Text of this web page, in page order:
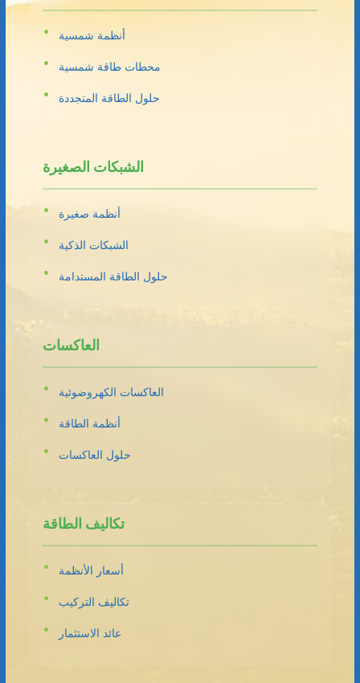
أنظمة شمسية
محطات طاقة شمسية
حلول الطاقة المتجددة
الشبكات الصغيرة
أنظمة صغيرة
الشبكات الذكية
حلول الطاقة المستدامة
العاكسات
العاكسات الكهروضوئية
أنظمة الطاقة
حلول العاكسات
تكاليف الطاقة
أسعار الأنظمة
تكاليف التركيب
عائد الاستثمار